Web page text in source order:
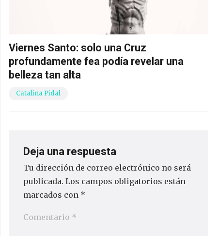
Viernes Santo: solo una Cruz
profundamente fea podía revelar una
belleza tan alta
Catalina Pidal
Deja una respuesta
Tu dirección de correo electrónico no será
publicada. Los campos obligatorios están
marcados con *